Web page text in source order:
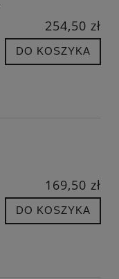
254,50 zł
DO KOSZYKA
169,50 zł
DO KOSZYKA